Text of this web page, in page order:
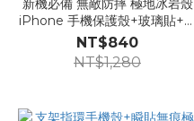
新機必備 無敵防摔 極地冰岩殼
iPhone 手機保護殼+玻璃貼+瞬
貼無痕極地冰盾貼
Londonimg【GG07】
NT$840
NT$1,280